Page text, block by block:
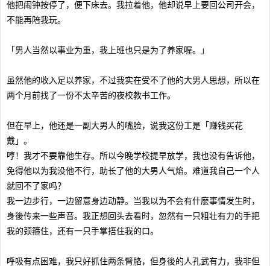
他把闹钟按停了，便下床去。我拉着他，他却说早上要回公司开会，
不能再陪我玩。
「男人当然以事业为重，我上班也只是为了养家喔。」
虽然他的收入足以养家，不过我实在受不了他的大男人思想，所以在
两个月前找了一份不太辛苦的夜校教书工作。
但在早上，他还是一副大男人的嘴脸，说我这份工是「赚钱买花
戴」。
哼！我才不要靠他生存。所以今晚学校提早放学，我也没有告诉他，
免得他以为我没他不行，助长了他的大男人气焰。难道我自己一个人
就回不了家吗？
我一边步行，一边留意身边动静。当我以为不会有什麽事情发生时，
身後传来一些声音。我正想回头去看时，忽然有一只粗壮有力的手把
我的颈箍住，还有一只手掌捂住我的口。
呼吸有点困难，我只好抓住两条臂胳，但身後的人孔武有力，我非但